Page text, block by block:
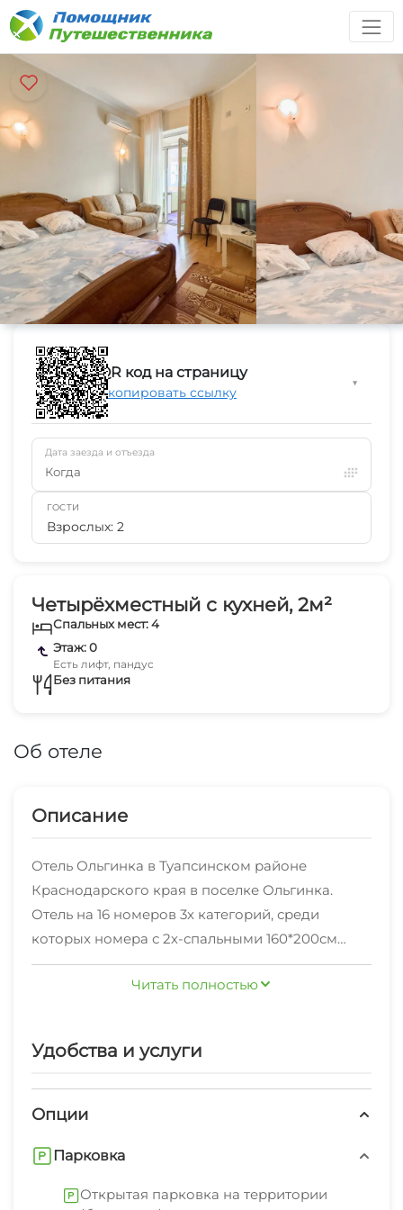
Четырёхместный с кухней, 2м²
Спальных мест: 4
Этаж: 0
Есть лифт, пандус
Без питания
Об отеле
Описание
Отель Ольгинка в Туапсинском районе
Краснодарского края в поселке Ольгинка.
Отель на 16 номеров 3х категорий, среди
которых номера с 2х-спальными 160*200см
кроватями, раскладными одноместными
диванами, 2х-спальными кроватями 160*200см,
раскладными 2х-спальными диванами с
можно приготовить питание. Также есть
размещения большой семьи на 7 человек, в
балконом. Номера есть с балконами и без. На
Читать полностью
Удобства и услуги
Опции
Парковка
Открытая парковка на территории
QR код на страницу
Скопировать ссылку
▼
Дата заезда и отъезда
Когда
ГОСТИ
Взрослых: 2